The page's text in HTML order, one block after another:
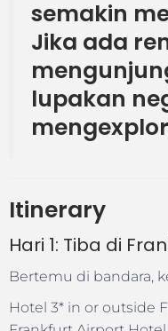
semakin
Jika ada
lupakan
Itinerary
Hari 1: Tiba di
Bertemu di bandara,
Hotel 3* in or outside